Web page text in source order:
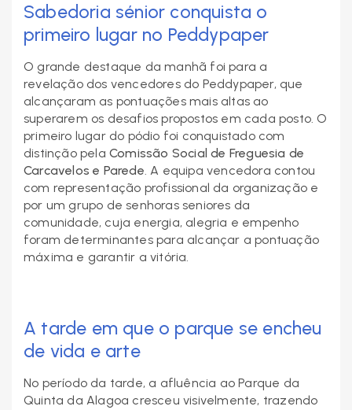
Sabedoria sénior conquista o
primeiro lugar no Peddypaper
O grande destaque da manhã foi para a
revelação dos vencedores do Peddypaper, que
alcançaram as pontuações mais altas ao
superarem os desafios propostos em cada posto. O
primeiro lugar do pódio foi conquistado com
distinção pela Comissão Social de Freguesia de
Carcavelos e Parede. A equipa vencedora contou
com representação profissional da organização e
por um grupo de senhoras seniores da
comunidade, cuja energia, alegria e empenho
foram determinantes para alcançar a pontuação
máxima e garantir a vitória.
A tarde em que o parque se encheu
de vida e arte
No período da tarde, a afluência ao Parque da
Quinta da Alagoa cresceu visivelmente, trazendo